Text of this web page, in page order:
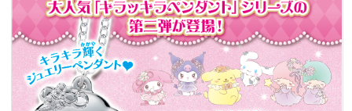
ビジネスのお客様